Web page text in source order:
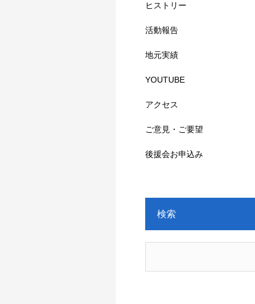
ヒストリー
活動報告
地元実績
YOUTUBE
アクセス
ご意見・ご要望
後援会お申込み
検索